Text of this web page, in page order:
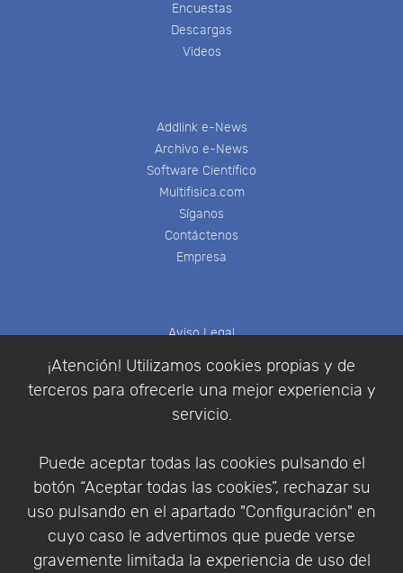
¡Atención! Utilizamos cookies propias y de
terceros para ofrecerle una mejor experiencia y
servicio.
Puede aceptar todas las cookies pulsando el
botón “Aceptar todas las cookies”, rechazar su
uso pulsando en el apartado "Configuración" en
cuyo caso le advertimos que puede verse
gravemente limitada la experiencia de uso del
Encuestas
Descargas
Videos
Addlink e-News
Archivo e-News
Software Científico
Multifisica.com
Síganos
Contáctenos
Empresa
Aviso Legal
Condiciones de compra
Identificarse
Empresa|Aviso Legal| Política de Privacidad |